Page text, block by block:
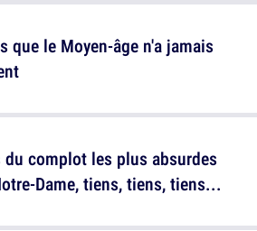
complot les plus absurdes
Dame, tiens, tiens, tiens...
que le Moyen-âge n'a jamais